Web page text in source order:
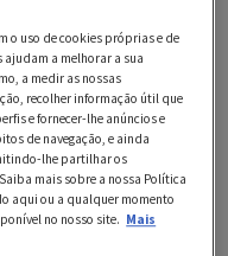
Sobremesas
o uso de cookies próprias e de
a melhorar a sua
a medir as nossas
recolher informação útil que
e fornecer-lhe anúncios e
de navegação, e ainda
lhe partilhar os
mais sobre a nossa Política
aqui ou a qualquer momento
no nosso site. Mais